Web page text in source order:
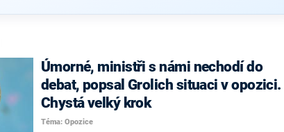
Úmorné, ministři s námi nechodí do
debat, popsal Grolich situaci v opozici.
Chystá velký krok
Téma: Opozice